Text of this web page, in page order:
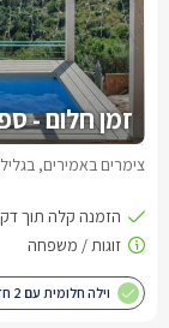
זמן חלום -
צימרים באמירים, בגליל
וילה חלומית עם 2 חדרי שינה